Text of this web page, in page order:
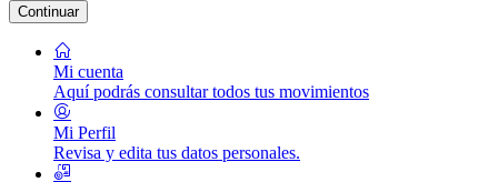
Continuar
Mi cuenta
Aquí podrás consultar todos tus movimientos
Mi Perfil
Revisa y edita tus datos personales.